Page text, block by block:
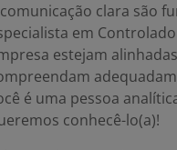
clara são
em
estejam
é uma pessoa
conhecê-lo(a)!